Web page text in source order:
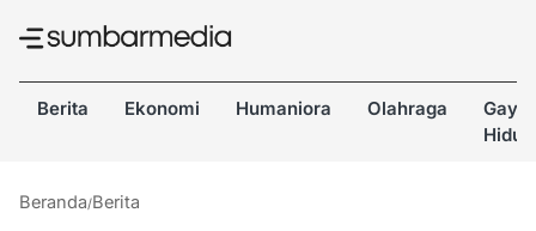
Berita Ekonomi Humaniora Olahraga
Gaya
Hidup
Beranda/Berita